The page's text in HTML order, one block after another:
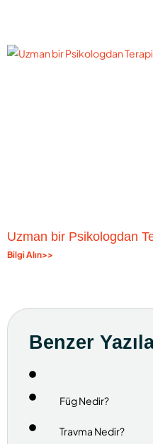
Uzman bir Psikologdan
Bilgi Alın>>
Benzer
Füg Nedir?
Travma Nedir?